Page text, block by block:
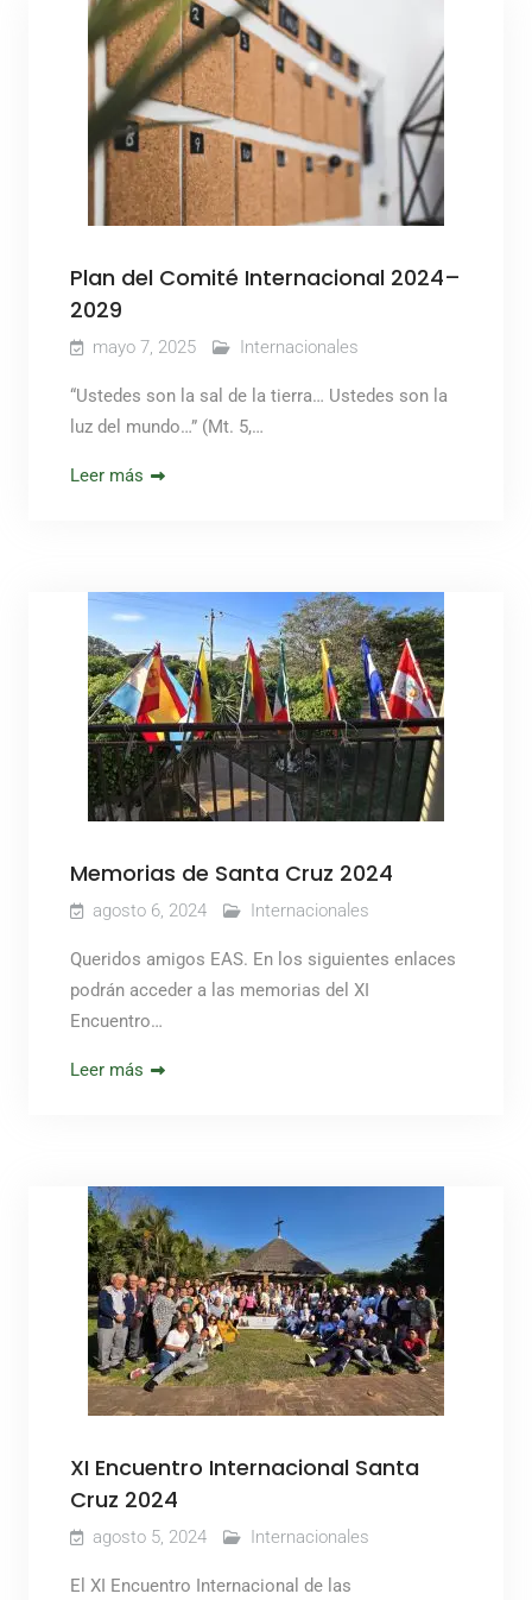
Plan del Comité Internacional 2024–
2029
mayo 7, 2025 Internacionales
“Ustedes son la sal de la tierra… Ustedes son la
luz del mundo…” (Mt. 5,…
Leer más
Memorias de Santa Cruz 2024
agosto 6, 2024 Internacionales
Queridos amigos EAS. En los siguientes enlaces
podrán acceder a las memorias del XI
Encuentro…
Leer más
XI Encuentro Internacional Santa
Cruz 2024
agosto 5, 2024 Internacionales
El XI Encuentro Internacional de las